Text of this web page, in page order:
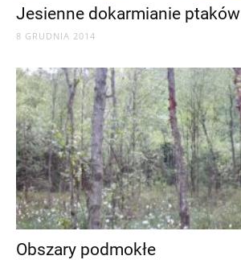
Jesienne dokarmianie ptaków
8 GRUDNIA 2014
Obszary podmokłe